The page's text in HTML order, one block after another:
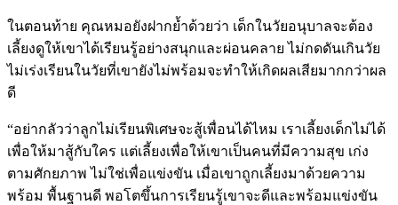
ในตอนท้าย คุณหมอยังฝากย้ำด้วยว่า เด็กในวัยอนุบาลจะต้อง
เลี้ยงดูให้เขาได้เรียนรู้อย่างสนุกและผ่อนคลาย ไม่กดดันเกินวัย
ไม่เร่งเรียนในวัยที่เขายังไม่พร้อมจะทำให้เกิดผลเสียมากกว่าผล
ดี
“อย่ากลัวว่าลูกไม่เรียนพิเศษจะสู้เพื่อนได้ไหม เราเลี้ยงเด็กไม่ได้
เพื่อให้มาสู้กับใคร แต่เลี้ยงเพื่อให้เขาเป็นคนที่มีความสุข เก่ง
ตามศักยภาพ ไม่ใช่เพื่อแข่งขัน เมื่อเขาถูกเลี้ยงมาด้วยความ
พร้อม พื้นฐานดี พอโตขึ้นการเรียนรู้เขาจะดีและพร้อมแข่งขัน